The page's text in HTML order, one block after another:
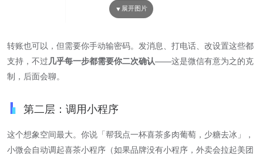
转账也可以，但需要你手动输密码。发消息、打电话、改设置这些都
支持，不过​ 几乎每一步都需要你二次确认​——这是微信有意为之的克
制，后面会聊。
第二层：调用小程序
这个想象空间最大。你说「帮我点一杯喜茶多肉葡萄，少糖去冰」，
小微会自动调起喜茶小程序（如果品牌没有小程序，外卖会拉起美团